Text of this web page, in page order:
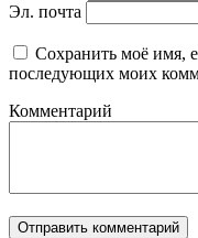
Эл. почта
Сохранить моё имя,
последующих моих
Комментарий